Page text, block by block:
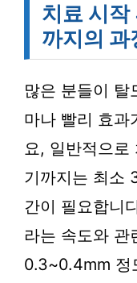
치료 시작
까지의 과
많은 분들이 탈
마나 빨리 효과
요, 일반적으로
기까지는 최소
간이 필요합니
라는 속도와 관
0.3~0.4mm 정